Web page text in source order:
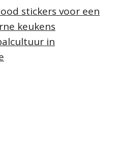
stickers voor een
keukens
in